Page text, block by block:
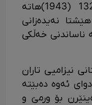
کوردستانه‌وه‌ له‌ ساڵی 1322 (1943)هاته‌
نه‌یده‌زانی
خه‌ڵکی
نیزامیی تاران
ئه‌وه‌ ده‌بێته‌
بۆ ورمێ و